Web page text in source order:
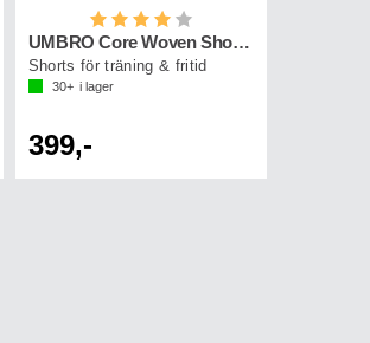
Betyg:
UMBRO Core Woven Shorts Jr
Shorts för träning & fritid
30+ i lager
399,-